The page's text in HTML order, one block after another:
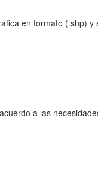
en formato (.shp) y
a las